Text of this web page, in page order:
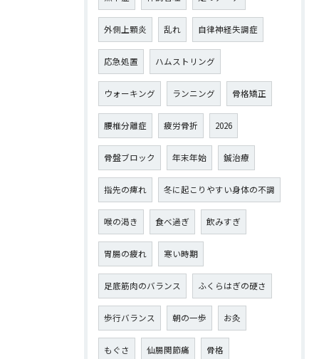
外側上顆炎 乱れ 自律神経失調症
応急処置 ハムストリング
ウォーキング ランニング 骨格矯正
腰椎分離症 疲労骨折 2026
骨盤ブロック 年末年始 鍼治療
指先の痺れ 冬に起こりやすい身体の不調
喉の渇き 食べ過ぎ 飲みすぎ
胃腸の疲れ 寒い時期
足底筋肉のバランス ふくらはぎの硬さ
歩行バランス 朝の一歩 お灸
もぐさ 仙腸関節痛 骨格